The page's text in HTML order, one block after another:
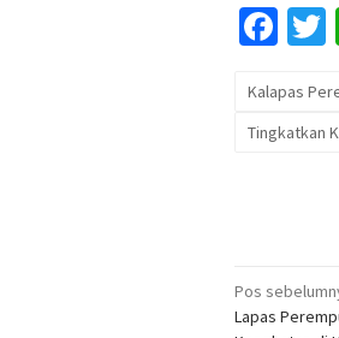
Kalapas
Tingkatkan
pos
Pos
Lapas